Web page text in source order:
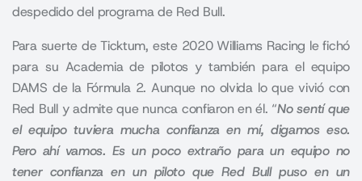
despedido del programa de Red Bull.
Para suerte de Ticktum, este 2020 Williams Racing le fichó
para su Academia de pilotos y también para el equipo
DAMS de la Fórmula 2. Aunque no olvida lo que vivió con
Red Bull y admite que nunca confiaron en él. “No sentí que
el equipo tuviera mucha confianza en mí, digamos eso.
Pero ahí vamos. Es un poco extraño para un equipo no
tener confianza en un piloto que Red Bull puso en un